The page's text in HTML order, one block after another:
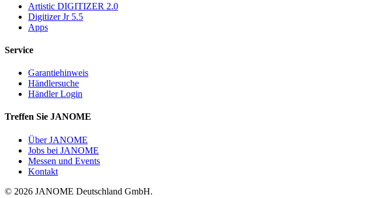
Artistic DIGITIZER 2.0
Digitizer Jr 5.5
Apps
Service
Garantiehinweis
Händlersuche
Händler Login
Treffen Sie JANOME
Über JANOME
Jobs bei JANOME
Messen und Events
Kontakt
© 2026 JANOME Deutschland GmbH.